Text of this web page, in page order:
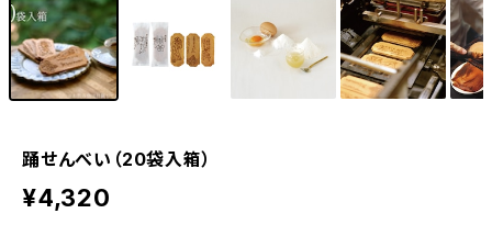
踊せんべい（20袋入箱）
¥4,320